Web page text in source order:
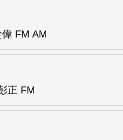
FM AM
正 FM